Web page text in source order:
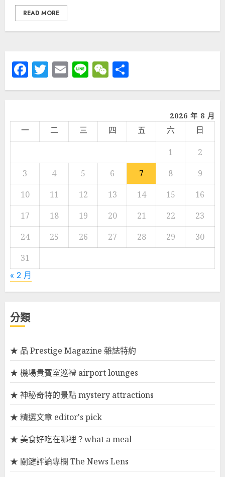
READ MORE
Facebook
Twitter
Email
LineWeChat
享
2026 年 8 月
一 二 三 四 五 六
日
1
2
3
4 5 6 7 8
9
10
11 12 13 14 15
16
17
18 19 20 21 22
23
24
25 26 27 28 29
30
31
« 2 月
分類
★ 品 Prestige Magazine 雜誌特約
★ 機場貴賓室巡禮 airport lounges
★ 神秘奇特的景點 mystery attractions
★ 精選文章 editor's pick
★ 美食好吃在哪裡？what a meal
★ 關鍵評論專欄 The News Lens